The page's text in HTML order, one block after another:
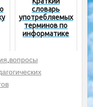
словарь
употребляемых
терминов по
информатике
вопросы